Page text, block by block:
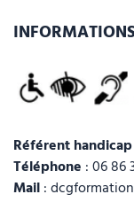
Référent handicap
Téléphone : 06 86
Mail: